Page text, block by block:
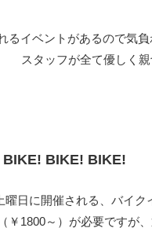
るイベントがあるので気
スタッフが全て優しく親
BIKE! BIKE! BIKE!
曜日に開催される、バイク
￥1800～）が必要ですが